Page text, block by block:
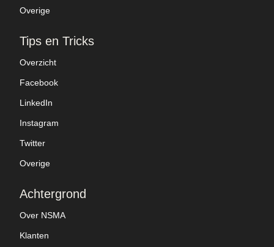
Overige
Tips en Tricks
Overzicht
Facebook
LinkedIn
Instagram
Twitter
Overige
Achtergrond
Over NSMA
Klanten